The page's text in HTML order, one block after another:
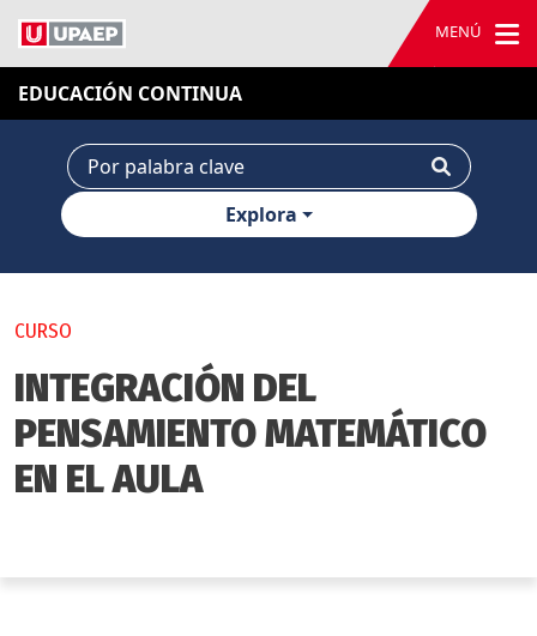
MENÚ
EDUCACIÓN CONTINUA
Explora
CURSO
INTEGRACIÓN DEL
PENSAMIENTO MATEMÁTICO
EN EL AULA